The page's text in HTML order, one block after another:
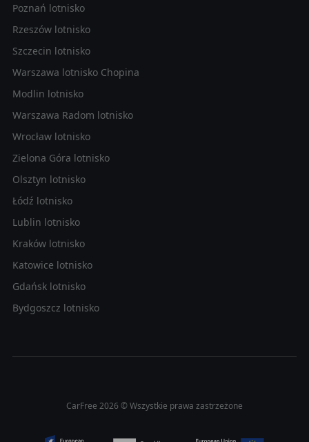
Poznań lotnisko
Rzeszów lotnisko
Szczecin lotnisko
Warszawa lotnisko Chopina
Modlin lotnisko
Warszawa Radom lotnisko
Wrocław lotnisko
Zielona Góra lotnisko
Olsztyn lotnisko
Łódź lotnisko
Lublin lotnisko
Kraków lotnisko
Katowice lotnisko
Gdańsk lotnisko
Bydgoszcz lotnisko
CarFree 2026 © Wszystkie prawa zastrzeżone